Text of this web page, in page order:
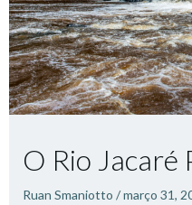
O Rio Jacaré
Ruan Smaniotto /março 31,